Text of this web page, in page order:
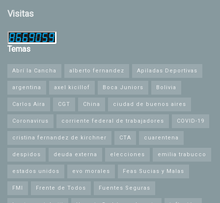
Visitas
Temas
Abrí la Cancha alberto fernandez Apiladas Deportivas
argentina axel kicillof Boca Juniors Bolivia
Carlos Aira CGT China ciudad de buenos aires
Coronavirus corriente federal de trabajadores COVID-19
cristina fernandez de kirchner CTA cuarentena
despidos deuda externa elecciones emilia trabucco
estados unidos evo morales Feas Sucias y Malas
FMI Frente de Todos Fuentes Seguras